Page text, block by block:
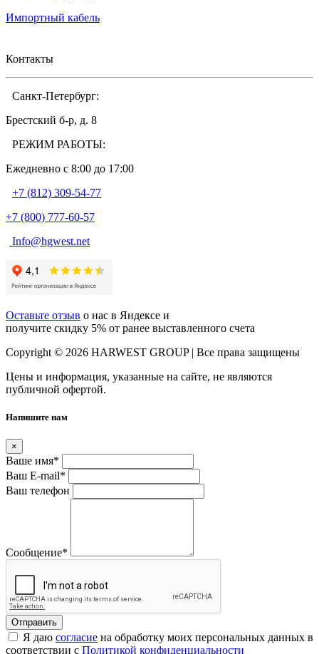
Импортный кабель
Контакты
Санкт-Петербург:
Брестский б-р, д. 8
РЕЖИМ РАБОТЫ:
Ежедневно c 8:00 до 17:00
+7 (812) 309-54-77
+7 (800) 777-60-57
Info@hgwest.net
Оставьте отзыв о нас в Яндексе и
получите скидку 5% от ранее выставленного счета
Copyright © 2026 HARWEST GROUP | Все права защищены
Цены и информация, указанные на сайте, не являются
публичной офертой.
Напишите нам
×
Ваше имя*
Ваш E-mail*
Ваш телефон
Сообщение*
Я даю согласие на обработку моих персональных данных в
соответствии с Политикой конфиденциальности